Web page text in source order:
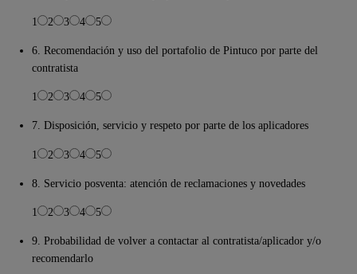
1 2 3 4 5
6. Recomendación y uso del portafolio de Pintuco por parte del
contratista
1 2 3 4 5
7. Disposición, servicio y respeto por parte de los aplicadores
1 2 3 4 5
8. Servicio posventa: atención de reclamaciones y novedades
1 2 3 4 5
9. Probabilidad de volver a contactar al contratista/aplicador y/o
recomendarlo